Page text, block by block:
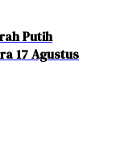
Putih
17 Agustus